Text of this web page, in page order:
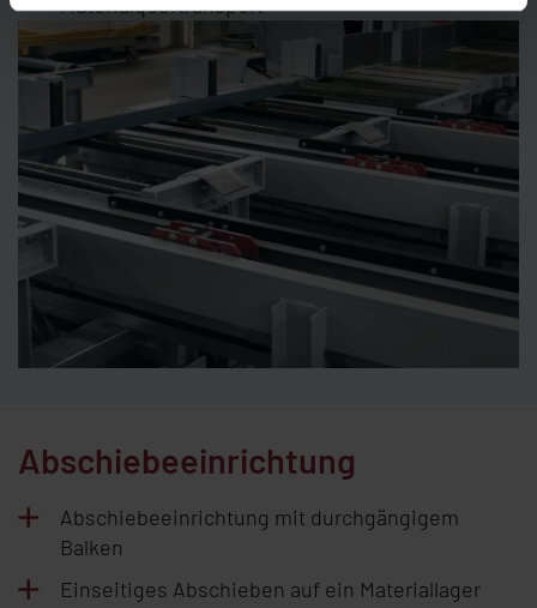
Abschiebeeinrichtung
Abschiebeeinrichtung mit durchgängigem
Balken
Einseitiges Abschieben auf ein Materiallager